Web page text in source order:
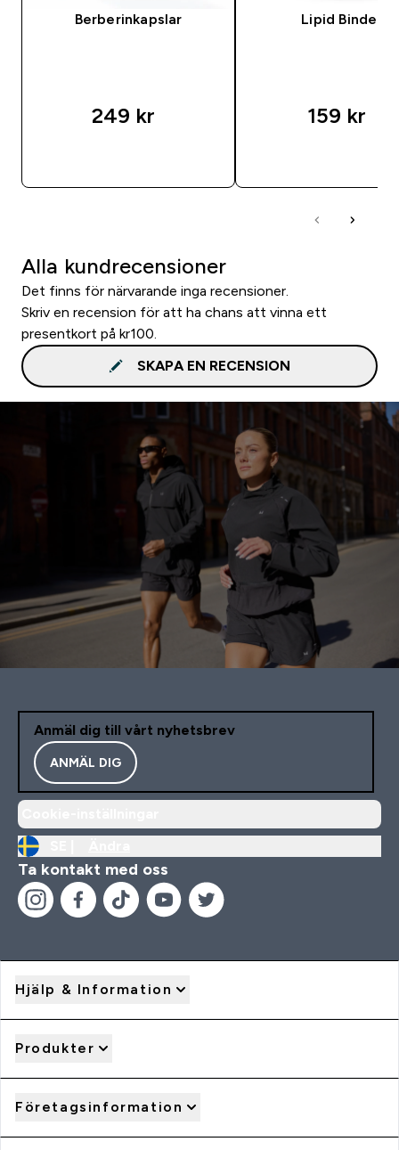
Berberinkapslar
249 kr‎
Lipid Binder
159 kr‎
Alla kundrecensioner
Det finns för närvarande inga recensioner.
Skriv en recension för att ha chans att vinna ett
presentkort på kr100.
SKAPA EN RECENSION
Anmäl dig till vårt nyhetsbrev
ANMÄL DIG
Ta kontakt med oss
Hjälp & Information
Produkter
Företagsinformation